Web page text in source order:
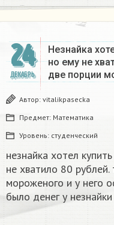
24
ДЕКАБРЬ
Незнайка
но ему не
две порции
Автор: vitalikpasecka
Предмет: Математика
Уровень: студенческий
незнайка хотел
не хватило 80
мороженого и у него
было денег у незнайки